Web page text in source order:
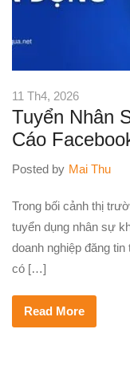
11 Th4, 2026
Tuyển Nhân
Cáo
Posted by Mai Thu
Trong bối cảnh thị
tuyển dụng nhân sự
doanh nghiệp đăng
có […]
Read More